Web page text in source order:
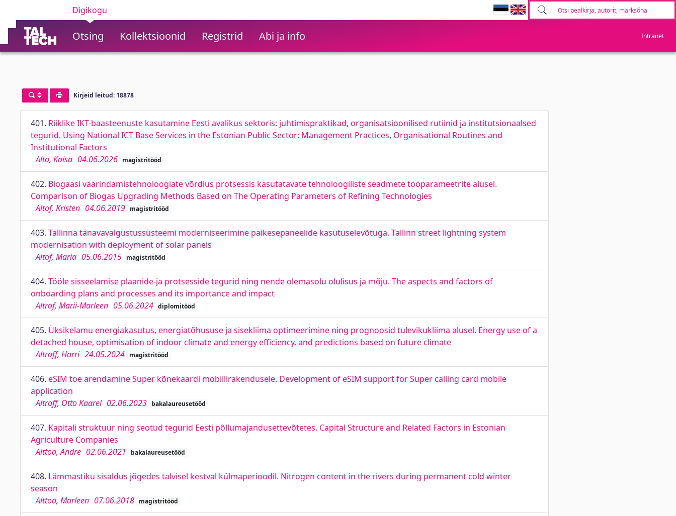
Digikogu
Otsing Kollektsioonid Registrid Abi ja info Intranet
Kirjeid leitud: 18878
401. Riiklike IKT-baasteenuste kasutamine Eesti avalikus sektoris: juhtimispraktikad, organisatsioonilised rutiinid ja institutsionaalsed
tegurid. Using National ICT Base Services in the Estonian Public Sector: Management Practices, Organisational Routines and
Institutional Factors
Alto, Kaisa 04.06.2026 magistritööd
402. Biogaasi väärindamistehnoloogiate võrdlus protsessis kasutatavate tehnoloogiliste seadmete tööparameetrite alusel.
Comparison of Biogas Upgrading Methods Based on The Operating Parameters of Refining Technologies
Altof, Kristen 04.06.2019 magistritööd
403. Tallinna tänavavalgustussüsteemi moderniseerimine päikesepaneelide kasutuselevõtuga. Tallinn street lightning system
modernisation with deployment of solar panels
Altof, Maria 05.06.2015 magistritööd
404. Tööle sisseelamise plaanide-ja protsesside tegurid ning nende olemasolu olulisus ja mõju. The aspects and factors of
onboarding plans and processes and its importance and impact
Altrof, Marii-Marleen 05.06.2024 diplomitööd
405. Üksikelamu energiakasutus, energiatõhususe ja sisekliima optimeerimine ning prognoosid tulevikukliima alusel. Energy use of a
detached house, optimisation of indoor climate and energy efficiency, and predictions based on future climate
Altroff, Harri 24.05.2024 magistritööd
406. eSIM toe arendamine Super kõnekaardi mobiilirakendusele. Development of eSIM support for Super calling card mobile
application
Altroff, Otto Kaarel 02.06.2023 bakalaureusetööd
407. Kapitali struktuur ning seotud tegurid Eesti põllumajandusettevõtetes. Capital Structure and Related Factors in Estonian
Agriculture Companies
Alttoa, Andre 02.06.2021 bakalaureusetööd
408. Lämmastiku sisaldus jõgedes talvisel kestval külmaperioodil. Nitrogen content in the rivers during permanent cold winter
season
Alttoa, Marleen 07.06.2018 magistritööd